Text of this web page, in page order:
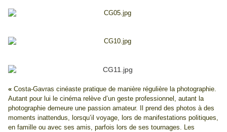
« Costa-Gavras cinéaste pratique de manière régulière la photographie.
Autant pour lui le cinéma relève d’un geste professionnel, autant la
photographie demeure une passion amateur. Il prend des photos à des
moments inattendus, lorsqu’il voyage, lors de manifestations politiques,
en famille ou avec ses amis, parfois lors de ses tournages. Les